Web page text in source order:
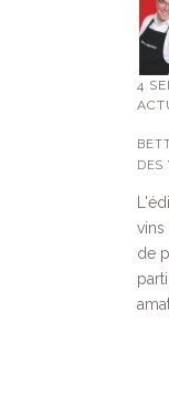
4
DES
vins
de